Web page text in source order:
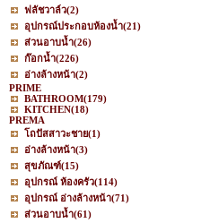
ฟลัชวาล์ว(2)
อุปกรณ์ประกอบห้องน้ำ(21)
ส่วนอาบน้ำ(26)
ก๊อกน้ำ(226)
อ่างล้างหน้า(2)
PRIME
BATHROOM(179)
KITCHEN(18)
PREMA
โถปัสสาวะชาย(1)
อ่างล้างหน้า(3)
สุขภัณฑ์(15)
อุปกรณ์ ห้องครัว(114)
อุปกรณ์ อ่างล้างหน้า(71)
ส่วนอาบน้ำ(61)